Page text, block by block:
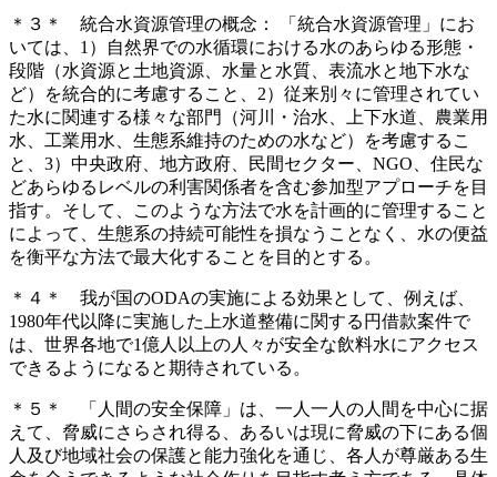
＊３＊ 統合水資源管理の概念： 「統合水資源管理」にお
いては、1）自然界での水循環における水のあらゆる形態・
段階（水資源と土地資源、水量と水質、表流水と地下水な
ど）を統合的に考慮すること、2）従来別々に管理されてい
た水に関連する様々な部門（河川・治水、上下水道、農業用
水、工業用水、生態系維持のための水など）を考慮するこ
と、3）中央政府、地方政府、民間セクター、NGO、住民な
どあらゆるレベルの利害関係者を含む参加型アプローチを目
指す。そして、このような方法で水を計画的に管理すること
によって、生態系の持続可能性を損なうことなく、水の便益
を衡平な方法で最大化することを目的とする。
＊４＊ 我が国のODAの実施による効果として、例えば、
1980年代以降に実施した上水道整備に関する円借款案件で
は、世界各地で1億人以上の人々が安全な飲料水にアクセス
できるようになると期待されている。
＊５＊ 「人間の安全保障」は、一人一人の人間を中心に据
えて、脅威にさらされ得る、あるいは現に脅威の下にある個
人及び地域社会の保護と能力強化を通じ、各人が尊厳ある生